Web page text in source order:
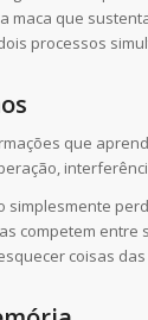
maca que
processos
que
simplesmente
competem
coisas